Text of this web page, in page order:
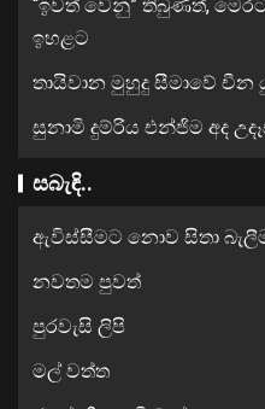
“ඉවත් වෙනු” තිබුණත්, මෙරට
ඉහළට
තායිවාන මුහුදු සීමාවේ චීන
සුනාමි දුම්රිය එන්ජිම අද
සබැඳි..
ඇවිස්සීමට නොව සිතා
නවතම පුවත්
පුරවැසි ලිපි
මල් වත්ත